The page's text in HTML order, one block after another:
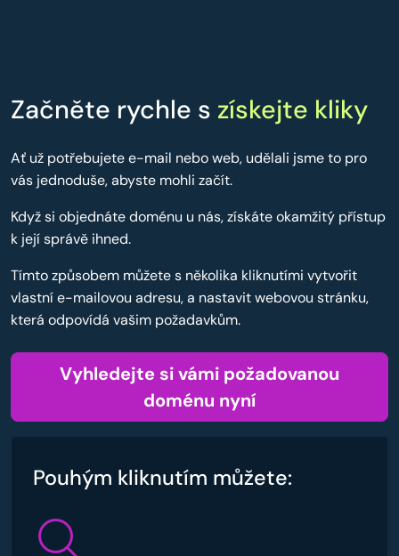
Začněte rychle s získejte kliky
Ať už potřebujete e-mail nebo web, udělali jsme to pro
vás jednoduše, abyste mohli začít.
Když si objednáte doménu u nás, získáte okamžitý přístup
k její správě ihned.
Tímto způsobem můžete s několika kliknutími vytvořit
vlastní e-mailovou adresu, a nastavit webovou stránku,
která odpovídá vašim požadavkům.
Vyhledejte si vámi požadovanou
doménu nyní
Pouhým kliknutím můžete: